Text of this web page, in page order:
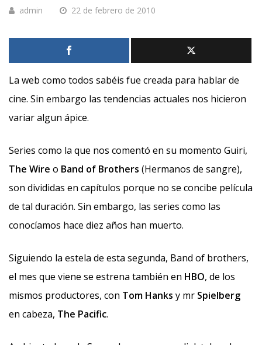
admin 22 de febrero de 2010
La web como todos sabéis fue creada para hablar de
cine. Sin embargo las tendencias actuales nos hicieron
variar algun ápice.
Series como la que nos comentó en su momento Guiri,
The Wire o Band of Brothers (Hermanos de sangre),
son divididas en capítulos porque no se concibe película
de tal duración. Sin embargo, las series como las
conocíamos hace diez años han muerto.
Siguiendo la estela de esta segunda, Band of brothers,
el mes que viene se estrena también en HBO, de los
mismos productores, con Tom Hanks y mr Spielberg
en cabeza, The Pacific.